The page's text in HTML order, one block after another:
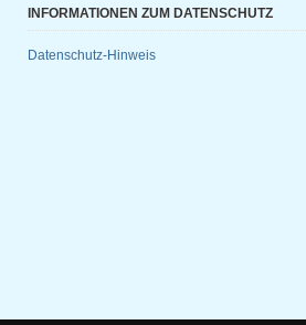
INFORMATIONEN ZUM DATENSCHUTZ
Datenschutz-Hinweis